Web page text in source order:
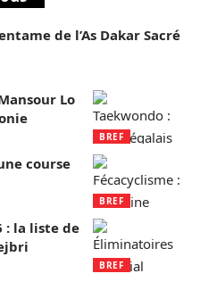
de l’As Dakar Sacré
BREF
Lo
BREF
course
BREF
: la liste de